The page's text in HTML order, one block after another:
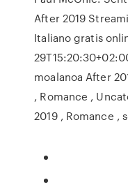
After 2019
Italiano gratis
moalanoa After
, Romance ,
2019 , Romance ,